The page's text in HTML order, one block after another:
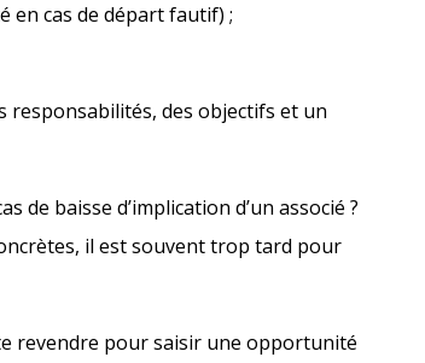
en cas de départ fautif) ;
responsabilités, des objectifs et un
de baisse d’implication d’un associé ?
il est souvent trop tard pour
revendre pour saisir une opportunité